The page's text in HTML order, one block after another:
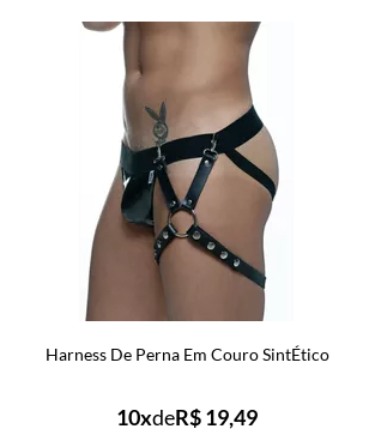
Harness De Perna Em Couro SintÉtico
10xdeR$ 19,49